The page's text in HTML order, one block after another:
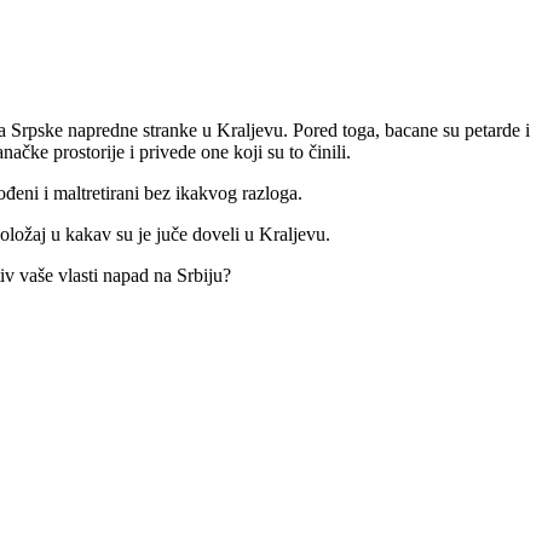
napredne stranke u Kraljevu. Pored toga, bacane su petarde i
prostorije i privede one koji su to činili.
i maltretirani bez ikakvog razloga.
u kakav su je juče doveli u Kraljevu.
vaše vlasti napad na Srbiju?